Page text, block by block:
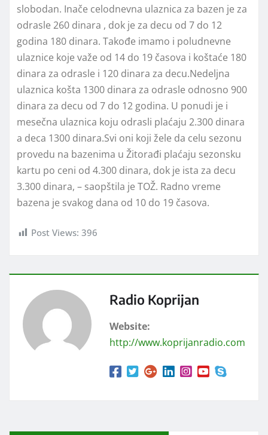
slobodan. Inače celodnevna ulaznica za bazen je za
odrasle 260 dinara , dok je za decu od 7 do 12
godina 180 dinara. Takođe imamo i poludnevne
ulaznice koje važe od 14 do 19 časova i koštaće 180
dinara za odrasle i 120 dinara za decu.Nedeljna
ulaznica košta 1300 dinara za odrasle odnosno 900
dinara za decu od 7 do 12 godina. U ponudi je i
mesečna ulaznica koju odrasli plaćaju 2.300 dinara
a deca 1300 dinara.Svi oni koji žele da celu sezonu
provedu na bazenima u Žitorađi plaćaju sezonsku
kartu po ceni od 4.300 dinara, dok je ista za decu
3.300 dinara, – saopštila je TOŽ. Radno vreme
bazena je svakog dana od 10 do 19 časova.
Post Views: 396
Radio Koprijan
Website:
http://www.koprijanradio.com